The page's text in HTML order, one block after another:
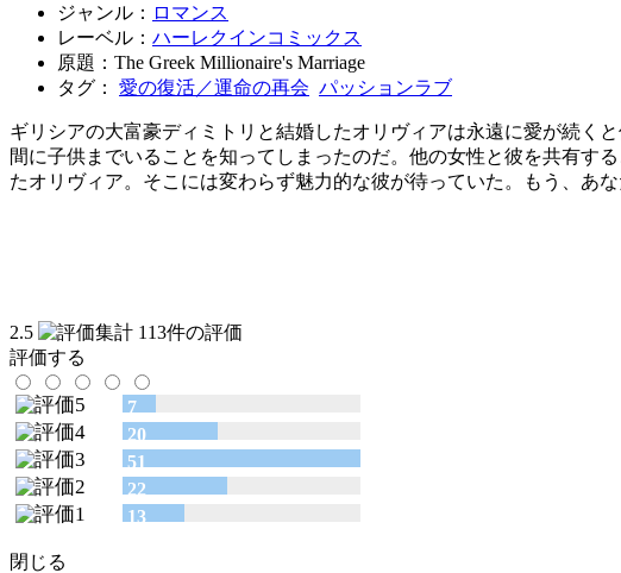
ジャンル： ロマンス
レーベル： ハーレクインコミックス
原題：The Greek Millionaire's Marriage
タグ： 愛の復活／運命の再会 パッションラブ
ギリシアの大富豪ディミトリと結婚したオリヴィアは永遠に愛が続く
間に子供までいることを知ってしまったのだ。他の女性と彼を共有
たオリヴィア。そこには変わらず魅力的な彼が待っていた。もう、あ
2.5
113件の評価
評価する
7
20
51
22
13
閉じる